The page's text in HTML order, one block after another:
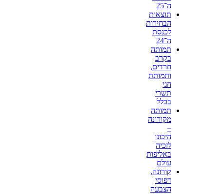
ה־25
תוצאות
הבחירות
לכנסת
ה־24
תמותה
בקרב
חרדים,
ותמותת
חגי
תשרי
בכלל
תמותה
מקורונה
–
היכונו
לזכיה
באליפות
עולם
קורונה,
דפוסי
הצבעה